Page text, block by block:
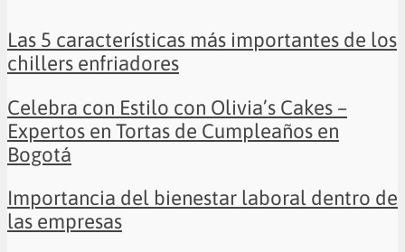
Las 5 características más importantes de los
chillers enfriadores
Celebra con Estilo con Olivia’s Cakes –
Expertos en Tortas de Cumpleaños en
Bogotá
Importancia del bienestar laboral dentro de
las empresas